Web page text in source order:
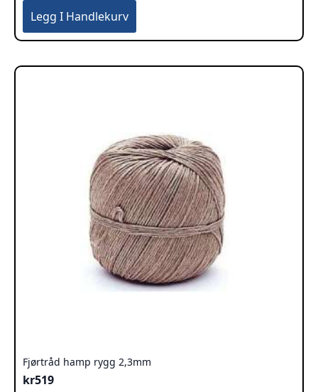
Legg I Handlekurv
Fjørtråd hamp rygg 2,3mm
kr519